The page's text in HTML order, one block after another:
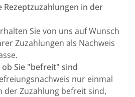
Rezeptzuzahlungen in der
Sie von uns auf Wunsch
Zuzahlungen als Nachweis
Sie "befreit" sind
nur einmal
der Zuzahlung befreit sind,